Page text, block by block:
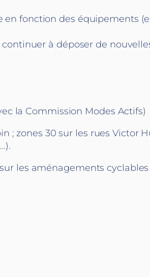
fonction des équipements
à déposer de
la Commission Modes Actifs)
; zones 30 sur les rues Victor
les aménagements